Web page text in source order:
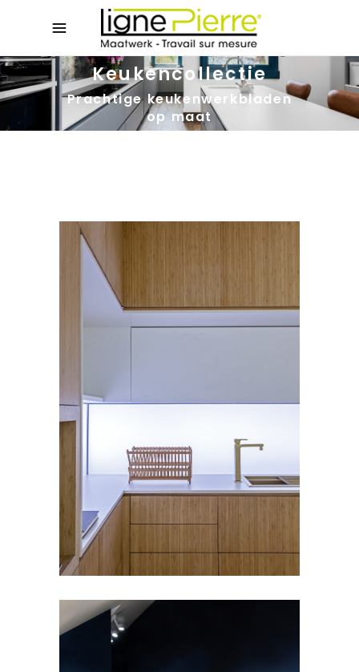
Keukencollectie
Prachtige keukenwerkbladen
op maat